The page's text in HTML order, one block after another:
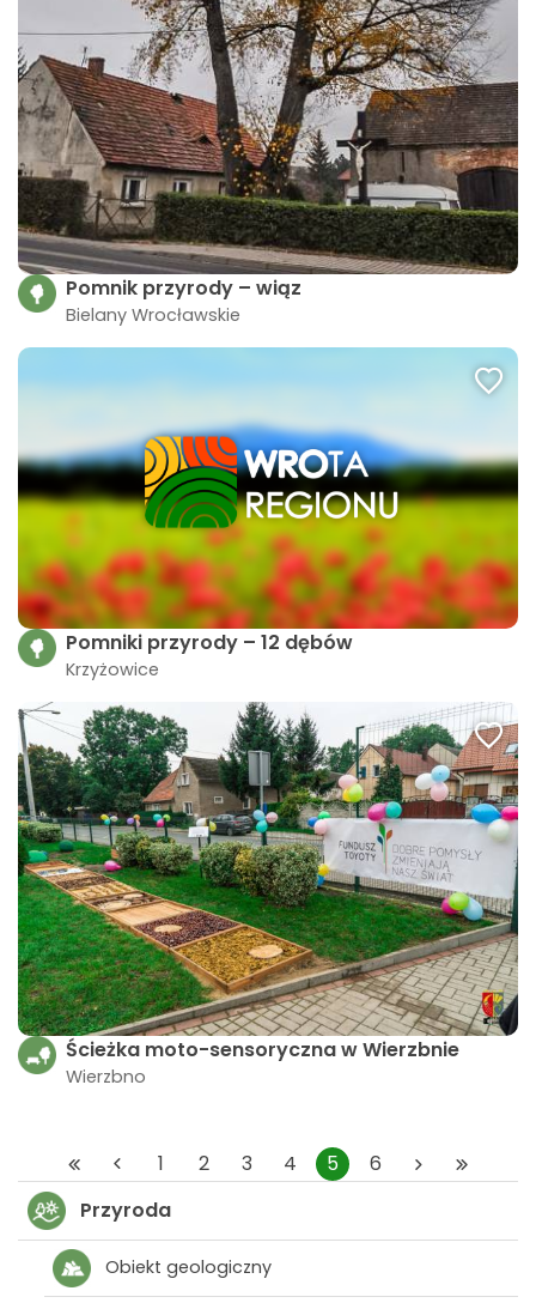
Pomnik przyrody – wiąz
Bielany Wrocławskie
Pomniki przyrody – 12 dębów
Krzyżowice
Ścieżka moto-sensoryczna w Wierzbnie
Wierzbno
1 2 3 4 5
6
Przyroda
Obiekt geologiczny